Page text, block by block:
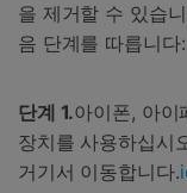
을 제거할 수 있습
음 단계를 따릅니다:
단계 1.아이폰, 아
장치를 사용하십시
거기서 이동합니다.